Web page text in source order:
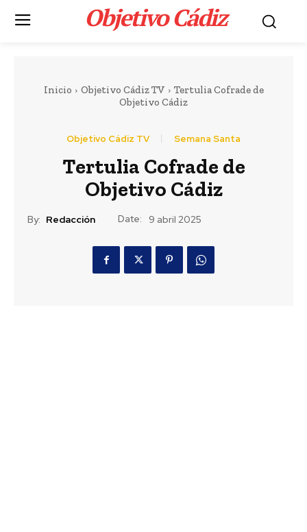
Objetivo Cádiz.
Inicio Objetivo Cádiz TV
Tertulia Cofrade de
Objetivo Cádiz
Objetivo Cádiz TV Semana Santa
Tertulia Cofrade de
Objetivo Cádiz
By: Redacción Date: 9 abril 2025